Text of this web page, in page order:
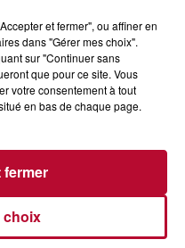
et fermer", ou affiner en
dans "Gérer mes choix".
sur "Continuer sans
que pour ce site. Vous
votre consentement à tout
en bas de chaque page.
choix
fermer